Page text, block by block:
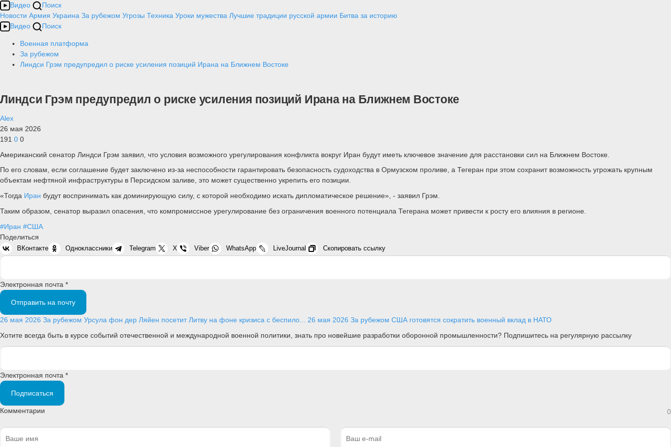
Видео
Поиск
Новости Армия Украина За рубежом Угрозы Техника Уроки мужества Лучшие традиции русской армии Битва за историю
Видео
Поиск
Военная платформа
За рубежом
Линдси Грэм предупредил о риске усиления позиций Ирана на Ближнем Востоке
Линдси Грэм предупредил о риске усиления позиций Ирана на Ближнем Востоке
Alex
26 мая 2026
191 0 0
Американский сенатор Линдси Грэм заявил, что условия возможного урегулирования конфликта вокруг Иран будут иметь ключевое значение для расстановки сил на Ближнем Востоке.
По его словам, если соглашение будет заключено из-за неспособности гарантировать безопасность судоходства в Ормузском проливе, а Тегеран при этом сохранит возможность угрожать крупным
объектам нефтяной инфраструктуры в Персидском заливе, это может существенно укрепить его позиции.
«Тогда Иран будут воспринимать как доминирующую силу, с которой необходимо искать дипломатическое решение», - заявил Грэм.
Таким образом, сенатор выразил опасения, что компромиссное урегулирование без ограничения военного потенциала Тегерана может привести к росту его влияния в регионе.
#Иран #США
Поделиться
ВКонтакте Одноклассники Telegram X Viber WhatsApp LiveJournal Скопировать ссылку
Электронная почта *
Отправить на почту
26 мая 2026 За рубежом Урсула фон дер Ляйен посетит Литву на фоне кризиса с беспило... 26 мая 2026 За рубежом США готовятся сократить военный вклад в НАТО
Хотите всегда быть в курсе событий отечественной и международной военной политики, знать про новейшие разработки оборонной промышленности? Подпишитесь на регулярную рассылку
Электронная почта *
Подписаться
Комментарии 0